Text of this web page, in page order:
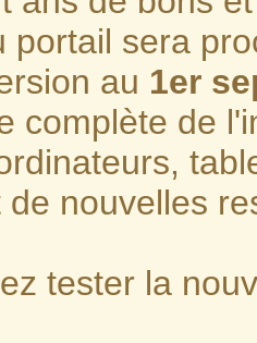
portail sera
au 1er
complète de
de nouvelles
tester la